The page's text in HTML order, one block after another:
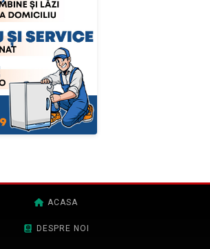
ACASA
DESPRE NOI